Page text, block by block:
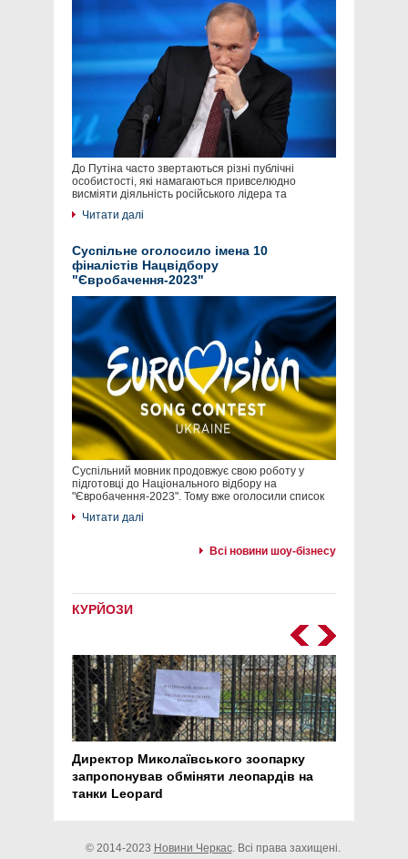
До Путіна часто звертаються різні публічні
особистості, які намагаються привселюдно
висміяти діяльність російського лідера та
Читати далі
Суспільне оголосило імена 10
фіналістів Нацвідбору
"Євробачення-2023"
Суспільний мовник продовжує свою роботу у
підготовці до Національного відбору на
"Євробачення-2023". Тому вже оголосили список
Читати далі
Всі новини шоу-бізнесу
КУРЙОЗИ
Директор Миколаївського зоопарку
запропонував обміняти леопардів на
танки Leopard
© 2014-2023 Новини Черкас. Всі права захищені.